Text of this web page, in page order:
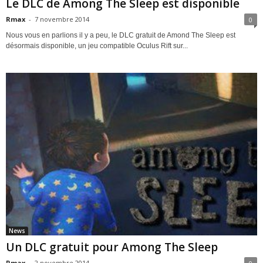
Le DLC de Among The Sleep est disponible
Rmax - 7 novembre 2014 0
Nous vous en parlions il y a peu, le DLC gratuit de Amond The Sleep est
désormais disponible, un jeu compatible Oculus Rift sur...
News
Un DLC gratuit pour Among The Sleep